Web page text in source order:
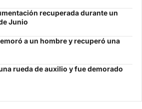
recuperada durante un
Junio
a un hombre y recuperó una
rueda de auxilio y fue demorado